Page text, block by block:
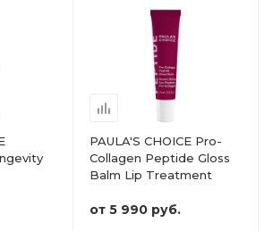
PAULA'S CHOICE Pro-
Collagen Peptide Gloss
Balm Lip Treatment
от 5 990 руб.